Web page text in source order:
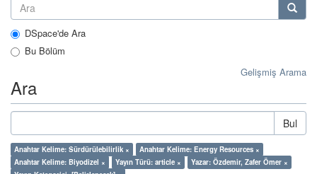
DSpace'de Ara
Bu Bölüm
Gelişmiş Arama
Ara
Bul
Anahtar Kelime: Sürdürülebilirlik ×
Anahtar Kelime: Energy Resources ×
Anahtar Kelime: Biyodizel ×
Yayın Türü: article ×
Yazar: Özdemir, Zafer Ömer ×